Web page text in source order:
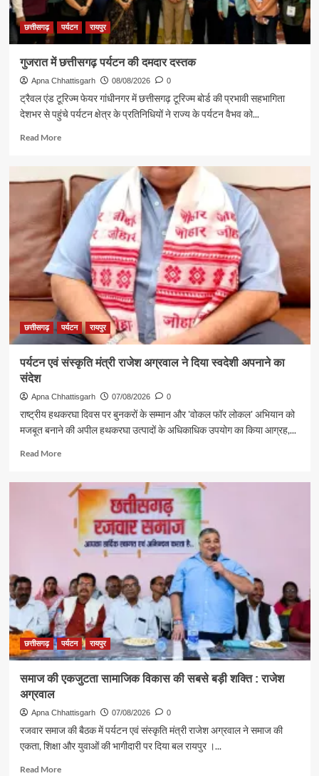
छत्तीसगढ़ पर्यटन रायपुर
गुजरात में छत्तीसगढ़ पर्यटन की दमदार दस्तक
Apna Chhattisgarh 08/08/2026 0
ट्रैवल एंड टूरिज्म फेयर गांधीनगर में छत्तीसगढ़ टूरिज्म बोर्ड की प्रभावी सहभागिता
देशभर से पहुंचे पर्यटन क्षेत्र के प्रतिनिधियों ने राज्य के पर्यटन वैभव को...
Read MoreRead
गुजरात
में
छत्तीसगढ़
पर्यटन
की
दमदार
दस्तक
छत्तीसगढ़ पर्यटन रायपुर
पर्यटन एवं संस्कृति मंत्री राजेश अग्रवाल ने दिया स्वदेशी अपनाने का
संदेश
Apna Chhattisgarh 07/08/2026 0
राष्ट्रीय हथकरघा दिवस पर बुनकरों के सम्मान और 'वोकल फॉर लोकल' अभियान को
मजबूत बनाने की अपील हथकरघा उत्पादों के अधिकाधिक उपयोग का किया आग्रह,...
Read MoreRead
पर्यटन
संस्कृति
मंत्री
राजेश
अग्रवाल
दिया
स्वदेशी
अपनाने
का
संदेश
छत्तीसगढ़ पर्यटन रायपुर
समाज की एकजुटता सामाजिक विकास की सबसे बड़ी शक्ति : राजेश
अग्रवाल
Apna Chhattisgarh 07/08/2026 0
रजवार समाज की बैठक में पर्यटन एवं संस्कृति मंत्री राजेश अग्रवाल ने समाज की
एकता, शिक्षा और युवाओं की भागीदारी पर दिया बल रायपुर ।...
Read MoreRead